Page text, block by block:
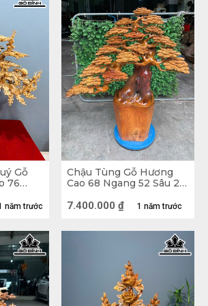
Gỗ
76
năm trước
Chậu Tùng Gỗ Hương
Cao 68 Ngang 52 Sâu 21
1 năm trước
7.400.000 ₫